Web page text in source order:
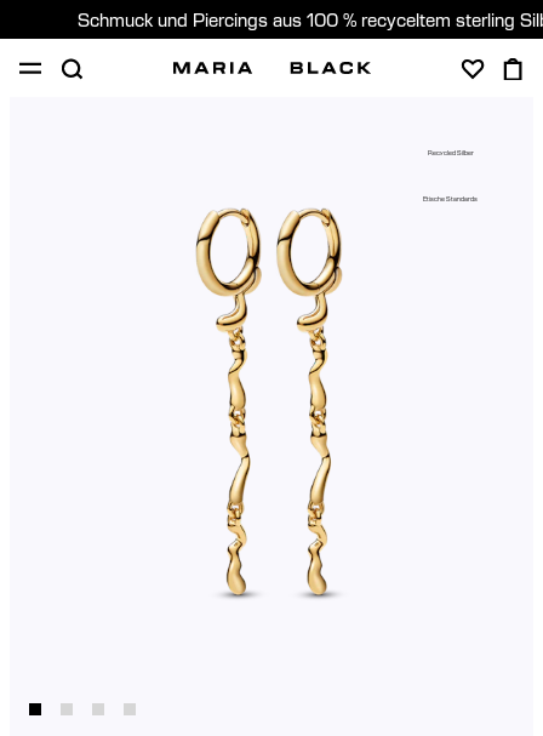
Schmuck und Piercings aus 100 % recyceltem sterling
Germany (Deutsch)
Recycled Silber
Etische Standards